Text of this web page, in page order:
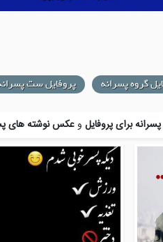
گروه پسرانه پروفایل ست
برای پروفایل وعکس نوشته های